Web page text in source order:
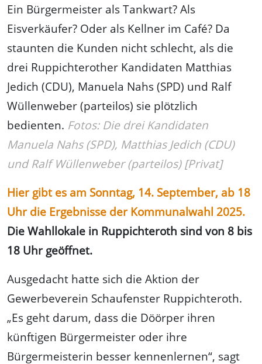
Ein Bürgermeister als Tankwart? Als
Eisverkäufer? Oder als Kellner im Café? Da
staunten die Kunden nicht schlecht, als die
drei Ruppichterother Kandidaten Matthias
Jedich (CDU), Manuela Nahs (SPD) und Ralf
Wüllenweber (parteilos) sie plötzlich
bedienten. Fotos: Die drei Kandidaten
Manuela Nahs (SPD), Matthias Jedich (CDU)
und Ralf Wüllenweber (parteilos) [Privat]
Hier gibt es am Sonntag, 14. September, ab 18
Uhr die Ergebnisse der Kommunalwahl 2025.
Die Wahllokale in Ruppichteroth sind von 8 bis
18 Uhr geöffnet.
Ausgedacht hatte sich die Aktion der
Gewerbeverein Schaufenster Ruppichteroth.
„Es geht darum, dass die Döörper ihren
künftigen Bürgermeister oder ihre
Bürgermeisterin besser kennenlernen“, sagt